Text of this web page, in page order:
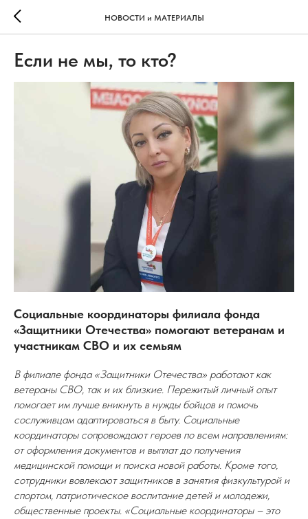
НОВОСТИ и МАТЕРИАЛЫ
Если не мы, то кто?
Социальные координаторы филиала фонда
«Защитники Отечества» помогают ветеранам и
участникам СВО и их семьям
В филиале фонда «Защитники Отечества» работают как
ветераны СВО, так и их близкие. Пережитый личный опыт
помогает им лучше вникнуть в нужды бойцов и помочь
сослуживцам адаптироваться в быту. Социальные
координаторы сопровождают героев по всем направлениям:
от оформления документов и выплат до получения
медицинской помощи и поиска новой работы. Кроме того,
сотрудники вовлекают защитников в занятия физкультурой и
спортом, патриотическое воспитание детей и молодежи,
общественные проекты. «Социальные координаторы – это